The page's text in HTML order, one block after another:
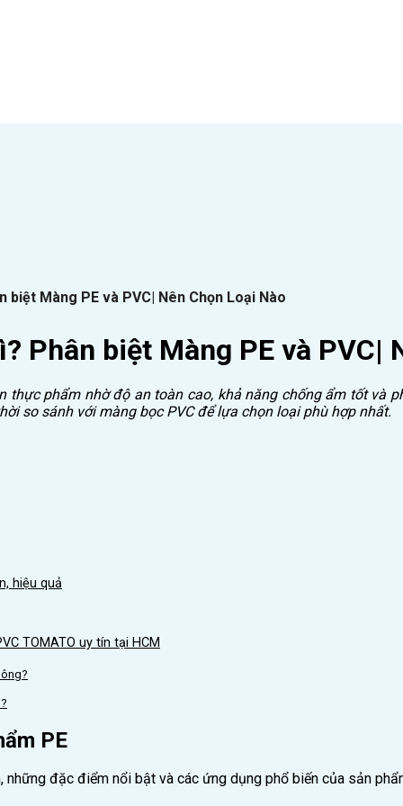
biệt Màng PE và PVC| Nên Chọn Loại Nào
Phân biệt Màng PE và PVC|
phẩm nhờ độ an toàn cao, khả năng chống ẩm tốt và
so sánh với màng bọc PVC để lựa chọn loại phù hợp nhất.
hiệu quả
TOMATO uy tín tại HCM
PE
đặc điểm nổi bật và các ứng dụng phổ biến của sản